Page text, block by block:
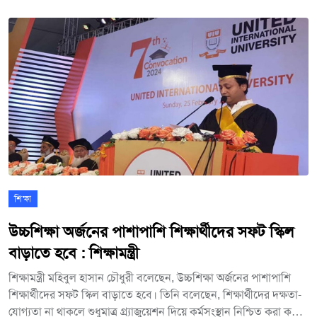
মাধ্যমিক স্কুল। পবিত্র রমজানে বিদ্যালয় খোলা রাখার সিদ্ধান্ত স্থগিত কোরে
হাইকোর্টের দেয়া আদেশ, স্থগিত করেছে আপিল বিভাগ। মঙ্গলবার প্রধান
বিচারপতি ওবায়দুল হাসানের নেতৃত্বাধীন আপিল বিভাগ এ আদেশ দেয়।
আদালতে রাষ্ট্রপক্ষে শুনানি করেন, অ্যাটর্নি জেনারেল এএম আমিন উদ্দিন।
রিটের পক্ষে শুনানি করেন, জ্যেষ্ঠ আইনজীবী এ কে এম ফয়েজ। রমজান
মাসে ১৫ দিন মাধ্যমিক বিদ্যালয় খোলা থাকবে। ১১ মার্চ থেকে ২৫ মার্চ
পর্যন্ত ১৫ দিন, সরকারি-বেসরকারি মাধ্যমিক ও নিম্ন মাধ্যমিক বিদ্যালয়ে
শ্রেণি কার্যক্রম চালুর সিদ্ধান্ত নেয়া হয়েছে।
শিক্ষা
উচ্চশিক্ষা অর্জনের পাশাপাশি শিক্ষার্থীদের সফট স্কিল
বাড়াতে হবে : শিক্ষামন্ত্রী
শিক্ষামন্ত্রী মহিবুল হাসান চৌধুরী বলেছেন, উচ্চশিক্ষা অর্জনের পাশাপাশি
শিক্ষার্থীদের সফট স্কিল বাড়াতে হবে। তিনি বলেছেন, শিক্ষার্থীদের দক্ষতা-
যোগ্যতা না থাকলে শুধুমাত্র গ্র্যাজুয়েশন দিয়ে কর্মসংস্থান নিশ্চিত করা কঠিন